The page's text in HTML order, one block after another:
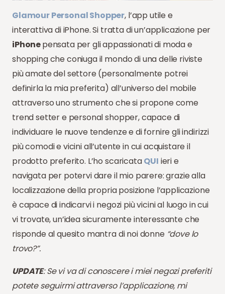
Glamour Personal Shopper, l’app utile e
interattiva di iPhone. Si tratta di un’applicazione per
iPhonepensata per gli appassionati di moda e
shopping che coniuga il mondo di una delle riviste
più amate del settore (personalmente potrei
definirla la mia preferita) all’universo del mobile
attraverso uno strumento che si propone come
trend setter e personal shopper, capace di
individuare le nuove tendenze e di fornire gli indirizzi
più comodi e vicini all’utente in cui acquistare il
prodotto preferito. L’ho scaricataQUI ieri e
navigata per potervi dare il mio parere: grazie alla
localizzazione della propria posizione l’applicazione
è capace di indicarvi i negozi più vicini al luogo in cui
vi trovate, un’idea sicuramente interessante che
risponde al quesito mantra di noi donne “dove lo
trovo?”.
UPDATE: Se vi va di conoscere i miei negozi preferiti
potete seguirmi attraverso l’applicazione, mi